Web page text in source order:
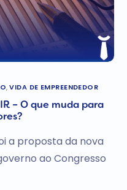
,VIDA DE EMPREENDEDOR
– O que muda para
a proposta da nova
ao Congresso